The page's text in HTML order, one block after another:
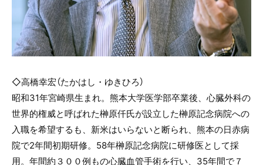
◇高橋幸宏（たかはし・ゆきひろ）
昭和31年宮崎県生まれ。熊本大学医学部卒業後、心臓外科の
世界的権威と呼ばれた榊原仟氏が設立した榊原記念病院への
入職を希望するも、新米はいらないと断られ、熊本の日赤病
院で2年間初期研修。58年榊原記念病院に研修医として採
用。年間約３００例もの心臓血管手術を行い、35年間で７